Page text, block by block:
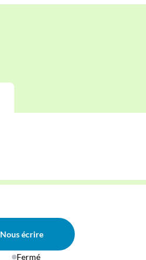
Nous écrire
Fermé